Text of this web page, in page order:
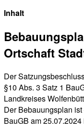
Inhalt
Ortschaft
Der
§10 Abs. 3 Satz 1
Landkreises
Der Bebauungsplan
BauGB am